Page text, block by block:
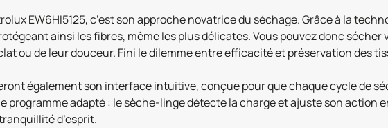
EW6HI5125, c’est son approche novatrice du séchage. Grâce à la
ainsi les fibres, même les plus délicates. Vous pouvez donc
ou de leur douceur. Fini le dilemme entre efficacité et préservation des
également son interface intuitive, conçue pour que chaque cycle de
programme adapté : le sèche-linge détecte la charge et ajuste son action
d’esprit.